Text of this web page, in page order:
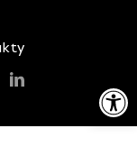
Open toolbar